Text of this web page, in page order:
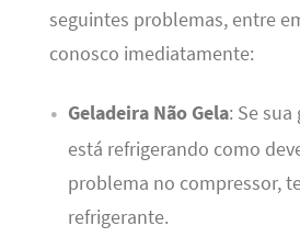
seguintes problemas, entre
conosco imediatamente:
Geladeira Não Gela: Se sua
está refrigerando como
problema no compressor,
refrigerante.